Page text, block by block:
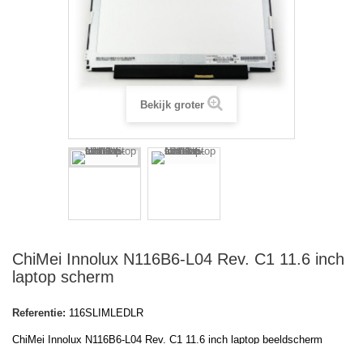
Bekijk groter
ChiMei Innolux N116B6-L04 Rev. C1 11.6 inch
laptop scherm
Referentie: 116SLIMLEDLR
ChiMei Innolux N116B6-L04 Rev. C1 11.6 inch laptop beeldscherm